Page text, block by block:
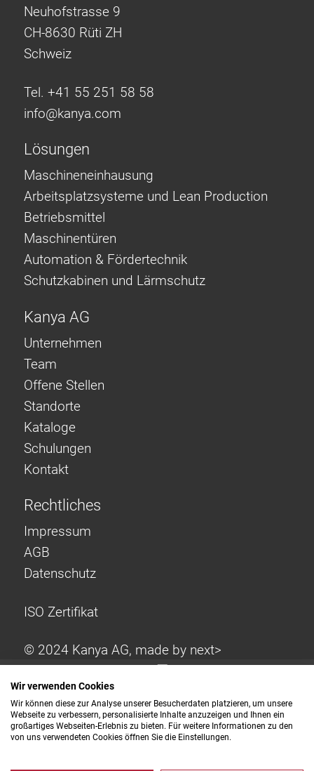
Neuhofstrasse 9
CH-8630 Rüti ZH
Schweiz
Tel. +41 55 251 58 58
info@kanya.com
Lösungen
Maschineneinhausung
Arbeitsplatzsysteme und Lean Production
Betriebsmittel
Maschinentüren
Automation & Fördertechnik
Schutzkabinen und Lärmschutz
Kanya AG
Unternehmen
Team
Offene Stellen
Standorte
Kataloge
Schulungen
Kontakt
Rechtliches
Impressum
AGB
Datenschutz
ISO Zertifikat
© 2024 Kanya AG, made by next>
Wir verwenden Cookies
Wir können diese zur Analyse unserer Besucherdaten platzieren, um unsere
Webseite zu verbessern, personalisierte Inhalte anzuzeigen und Ihnen ein
großartiges Webseiten-Erlebnis zu bieten. Für weitere Informationen zu den
von uns verwendeten Cookies öffnen Sie die Einstellungen.